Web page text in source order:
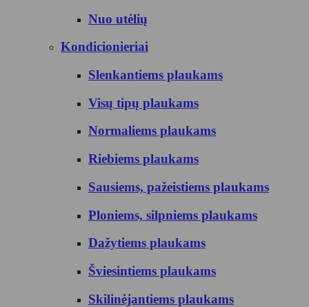
Nuo utėlių
Kondicionieriai
Slenkantiems plaukams
Visų tipų plaukams
Normaliems plaukams
Riebiems plaukams
Sausiems, pažeistiems plaukams
Ploniems, silpniems plaukams
Dažytiems plaukams
Šviesintiems plaukams
Skilinėjantiems plaukams